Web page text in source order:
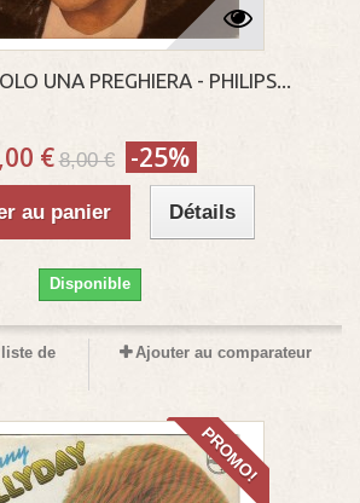
UNA PREGHIERA - PHILIPS...
€ 8,00 € -25%
au panier Détails
Disponible
de
Ajouter au comparateur
PROMO!